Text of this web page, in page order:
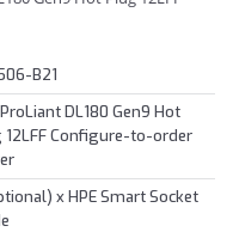
B21
DL180 Gen9 Hot
12LFF Configure-to-order
x HPE Smart Socket